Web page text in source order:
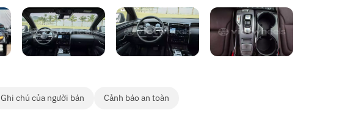
Ghi chú của người bán Cảnh báo an toàn